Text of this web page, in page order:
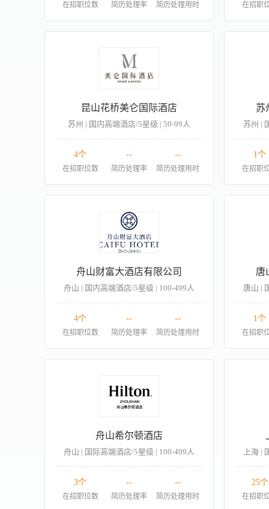
在招职位数 简历处理率 简历处理用时 在招职
昆山花桥美仑国际酒店
苏州 | 国内高端酒店/5星级 | 50-99人
4个
在招职位数
--
简历处理率
--
简历处理用时
苏
苏州 |
1个
在招职
舟山财富大酒店有限公司
舟山 | 国内高端酒店/5星级 | 100-499人
4个
在招职位数
--
简历处理率
--
简历处理用时
唐
唐山 |
1个
在招职
舟山希尔顿酒店
舟山 | 国际高端酒店/5星级 | 100-499人
3个
在招职位数
--
简历处理率
--
简历处理用时
上海 |
25个
在招职